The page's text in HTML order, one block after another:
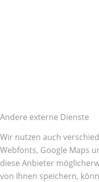
Andere externe Dienste
Wir nutzen auch
Webfonts, Google Maps
diese Anbieter
von Ihnen speichern,